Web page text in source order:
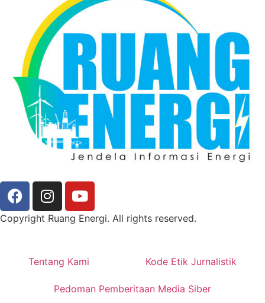
Copyright Ruang Energi. All rights reserved.
Tentang Kami Kode Etik Jurnalistik
Pedoman Pemberitaan Media Siber